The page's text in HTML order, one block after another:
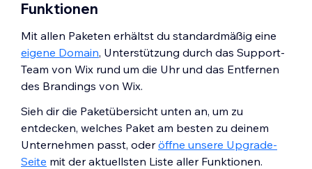
Funktionen
Mit allen Paketen erhältst du standardmäßig eine
eigene Domain, Unterstützung durch das Support-
Team von Wix rund um die Uhr und das Entfernen
des Brandings von Wix.
Sieh dir die Paketübersicht unten an, um zu
entdecken, welches Paket am besten zu deinem
Unternehmen passt, oderöffne unsere Upgrade-
Seite mit der aktuellsten Liste aller Funktionen.